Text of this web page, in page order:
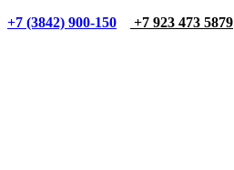
+7 (3842) 900-150
+7 923 473 5879